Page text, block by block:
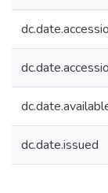
dc.date.issued